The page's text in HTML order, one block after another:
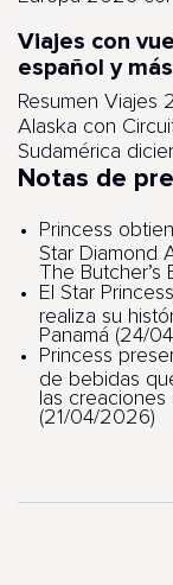
Viajes con
español y más
Resumen
Alaska con
Sudamérica
Notas de
Princess
Star Diamond
The
El Star
realiza su
Panamá (24/
Princess
de bebidas
las
(21/04/2026)